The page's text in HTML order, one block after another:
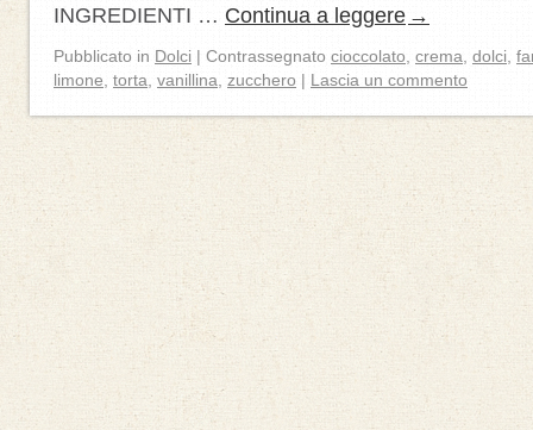
INGREDIENTI … Continua a leggere →
Pubblicato in Dolci | Contrassegnato cioccolato crema dolci
limone torta vanillina zucchero | Lascia un commento